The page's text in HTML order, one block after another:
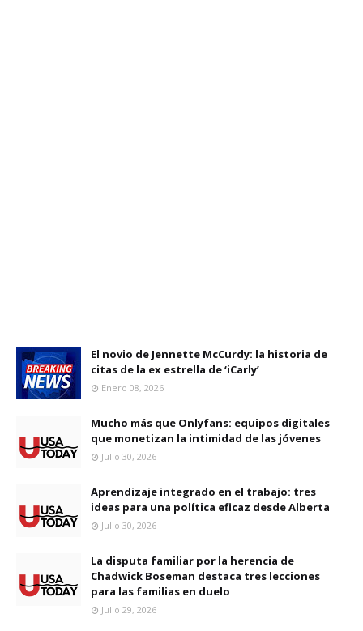
El novio de Jennette McCurdy: la historia de
citas de la ex estrella de ‘iCarly’
Enero 08, 2026
Mucho más que Onlyfans: equipos digitales
que monetizan la intimidad de las jóvenes
Julio 30, 2026
Aprendizaje integrado en el trabajo: tres
ideas para una política eficaz desde Alberta
Julio 30, 2026
La disputa familiar por la herencia de
Chadwick Boseman destaca tres lecciones
para las familias en duelo
Julio 29, 2026